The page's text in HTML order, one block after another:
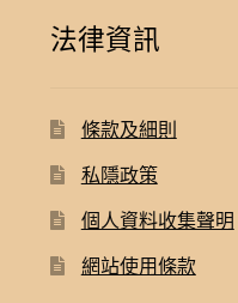
法律資訊
條款及細則
私隱政策
個人資料收集聲明
網站使用條款